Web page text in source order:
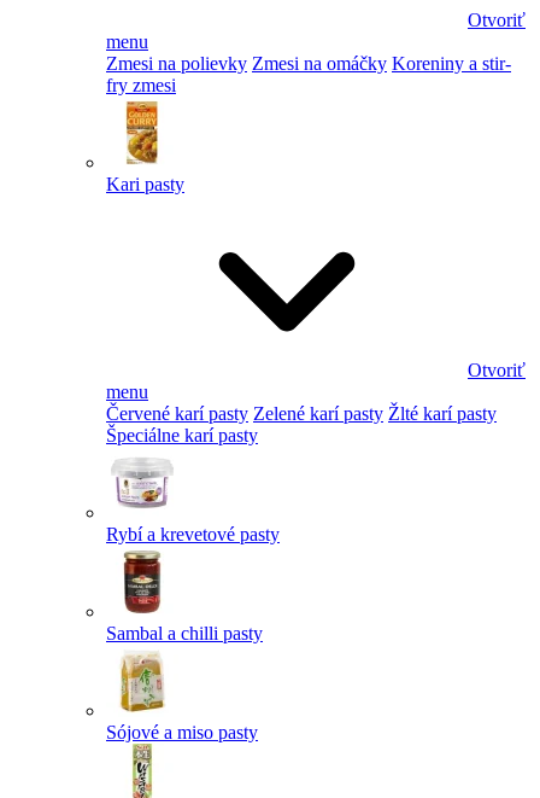
Otvoriť
menu
Zmesi na polievky Zmesi na omáčky Koreniny a stir-
fry zmesi
Kari pasty
Otvoriť
menu
Červené karí pasty Zelené karí pasty Žlté karí pasty
Špeciálne karí pasty
Rybí a krevetové pasty
Sambal a chilli pasty
Sójové a miso pasty